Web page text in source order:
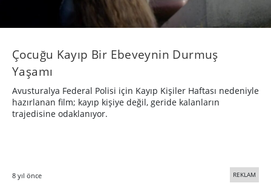
Çocuğu Kayıp Bir Ebeveynin Durmuş
Yaşamı
Avusturalya Federal Polisi için Kayıp Kişiler Haftası nedeniyle
hazırlanan film; kayıp kişiye değil, geride kalanların
trajedisine odaklanıyor.
8 yıl önce REKLAM